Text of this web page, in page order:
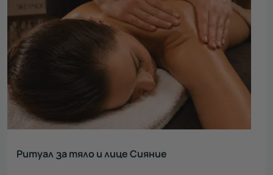
Ритуал за тяло и лице Сияние